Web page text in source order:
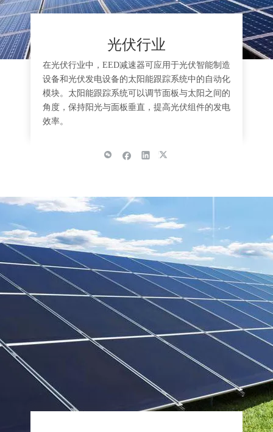
光伏行业
在光伏行业中，EED减速器可应用于光伏智能制造
设备和光伏发电设备的太阳能跟踪系统中的自动化
模块。太阳能跟踪系统可以调节面板与太阳之间的
角度，保持阳光与面板垂直，提高光伏组件的发电
效率。